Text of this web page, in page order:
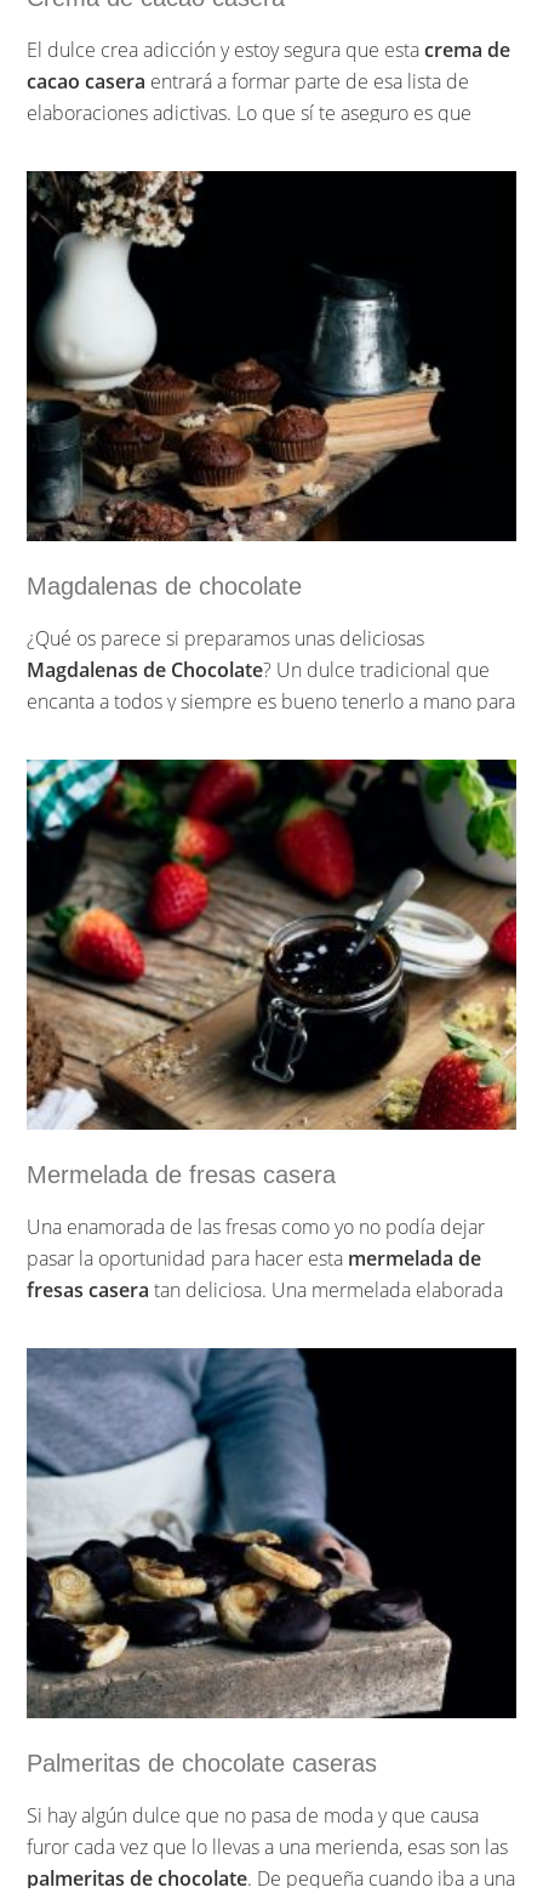
El dulce crea adicción y estoy segura que estacrema de
cacao casera entrará a formar parte de esa lista de
elaboraciones adictivas. Lo que sí te aseguro es que
remordimientos, porque aunque lleva azúcar para nada
la cantidad que contienen las marcas comerciales, como
suele pasar en la mayoría de este tipo de productos.
…
Sigue leyendo »
Magdalenas de chocolate
¿Qué os parece si preparamos unas deliciosas
Magdalenas de Chocolate? Un dulce tradicional que
encanta a todos y siempre es bueno tenerlo a mano para
de la recetas de repostería tradicional más sencillos de
hacer pero que más éxito tiene.
Estas magdalenas son muy suaves de sabor y textura,
nada pesadas, quedan muy esponjosas y si además las
acompañas de un vaso de leche, perfecto.
…
Sigue leyendo »
Mermelada de fresas casera
Una enamorada de las fresas como yo no podía dejar
pasar la oportunidad para hacer esta mermelada de
fresas casera tan deliciosa. Una mermelada elaborada
añado algo que hace que le de un toque singular, sigue
leyendo y ya verás lo que le pongo.
…
Sigue leyendo »
Palmeritas de chocolate caseras
Si hay algún dulce que no pasa de moda y que causa
furor cada vez que lo llevas a una merienda, esas son las
palmeritas de chocolate. De pequeña cuando iba a una